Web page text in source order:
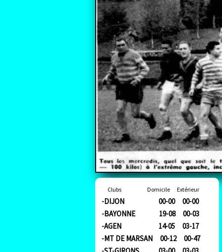
Clubs Domicile Extérieur
-DIJON 00-00 00-00
-BAYONNE 19-08 00-03
-AGEN 14-05 03-17
-MT DE MARSAN 00-12 00-47